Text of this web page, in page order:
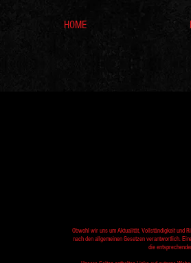
HOME
Obwohl wir uns um Aktualität, Vollständigkeit und
nach den allgemeinen Gesetzen verantwortlich.
die